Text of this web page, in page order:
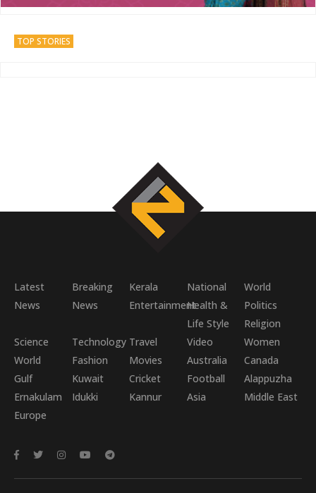
TOP STORIES
Latest
News
Breaking
News
Kerala National
World
EntertainmentHealth &
Life Style
Politics
Religion
Science
World
Technology Travel Video
Women
Fashion
Movies Australia
Canada
Gulf
Kuwait Cricket Football
Alappuzha
Ernakulam
Idukki Kannur Asia
Middle East
Europe